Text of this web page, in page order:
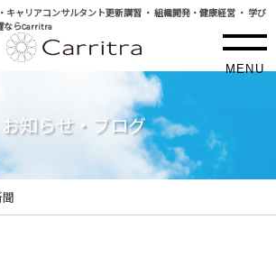
キャリアコンサルタント更新講習 ・ 組織開発・健康経営 ・ 学び
ならCarritra
MENU
お知らせ・ブログ